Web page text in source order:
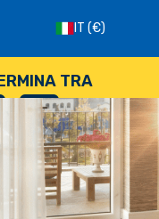
IT (€)
TRA
--
SECONDI